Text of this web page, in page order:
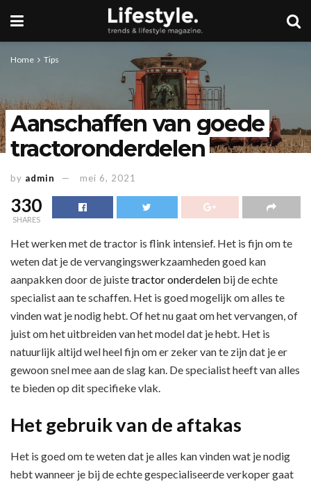
Home Tips
Aanschaffen van goede
tractoronderdelen
by admin mei 6, 2021
330
SHARES
Het werken met de tractor is flink intensief. Het is fijn om te
weten dat je de vervangingswerkzaamheden goed kan
aanpakken door de juistetractor onderdelen bij de echte
specialist aan te schaffen. Het is goed mogelijk om alles te
vinden wat je nodig hebt. Of het nu gaat om het vervangen, of
juist om het uitbreiden van het model dat je hebt. Het is
natuurlijk altijd wel heel fijn om er zeker van te zijn dat je er
gewoon snel mee aan de slag kan. De specialist heeft van alles
te bieden op dit specifieke vlak.
Het gebruik van de aftakas
Het is goed om te weten dat je alles kan vinden wat je nodig
hebt wanneer je bij de echte gespecialiseerde verkoper gaat